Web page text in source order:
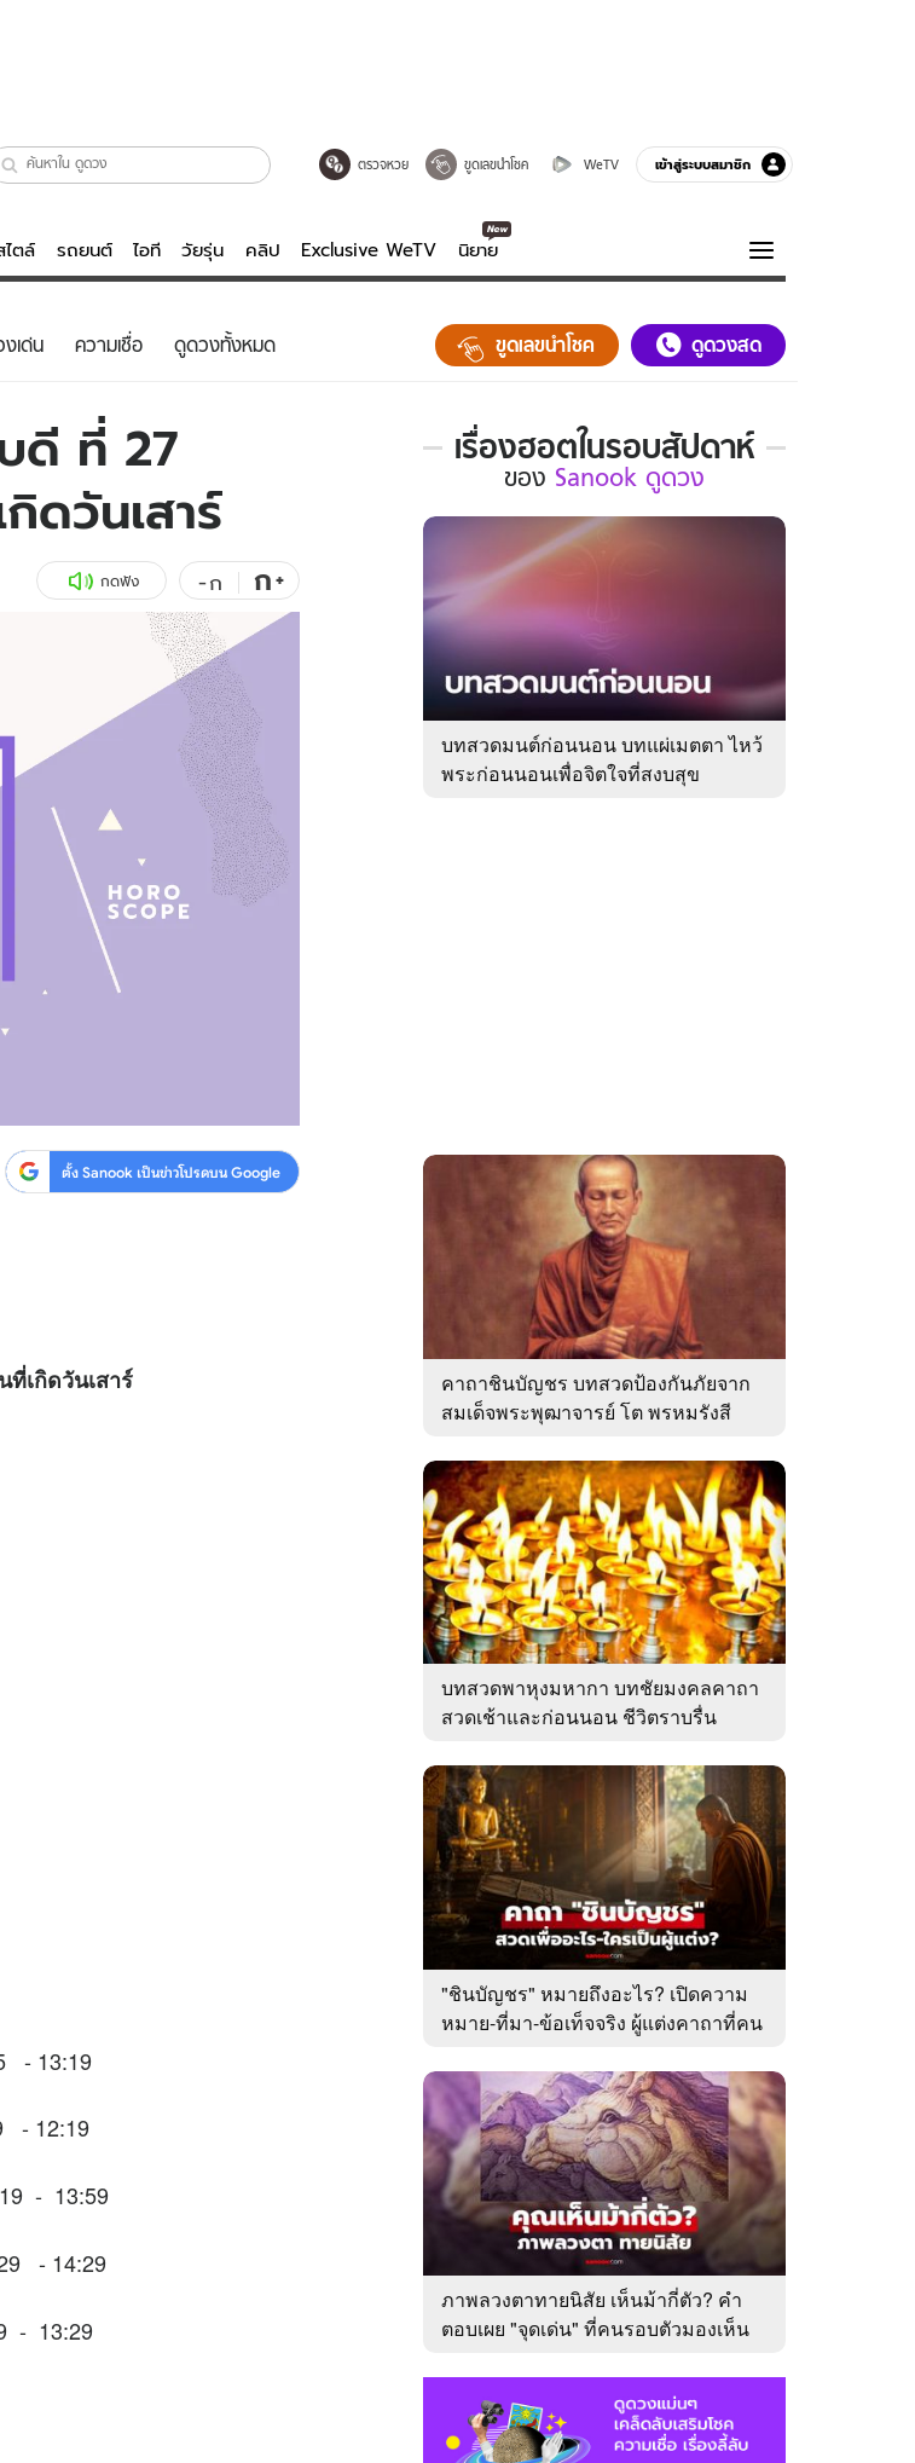
ตรวจหวย ขูดเลขนำโชค WeTV เข้าสู่ระบบสมาชิก
ไตล์ รถยนต์ ไอที วัยรุ่น คลิป Exclusive WeTV นิยาย
ไลฟ์สไตล์
วัยรุ่น
ไอที
รถยนต์
สุขภาพ
Sanook Choice
ดูทีวี
WeTV
ความรู้รอบตัว
ฮาวทู
เด่น ความเชื่อ ดูดวงทั้งหมด ขูดเลขนำโชค ดูดวงสด
ดี ที่ 27
ดวันเสาร์
กดฟัง -ก ก+
ตั้ง Sanook เป็นข่าวโปรดบน Google
เกิดวันเสาร์
- 13:19
12:19
- 13:59
- 14:29
13:29
เรื่องฮอตในรอบสัปดาห์
เรื่อง
ใน
รอบ
ของ
Sanook
ดูด
ของ Sanook ดูดวง
บทสวดมนต์ก่อนนอน บทแผ่เมตตา ไหว้
พระก่อนนอนเพื่อจิตใจที่สงบสุข
คาถาชินบัญชร บทสวดป้องกันภัยจาก
สมเด็จพระพุฒาจารย์ โต พรหมรังสี
บทสวดพาหุงมหากา บทชัยมงคลคาถา
สวดเช้าและก่อนนอน ชีวิตราบรื่น
"ชินบัญชร" หมายถึงอะไร? เปิดความ
หมาย-ที่มา-ข้อเท็จจริง ผู้แต่งคาถาที่คน
ภาพลวงตาทายนิสัย เห็นม้ากี่ตัว? คำ
ตอบเผย "จุดเด่น" ที่คนรอบตัวมองเห็น